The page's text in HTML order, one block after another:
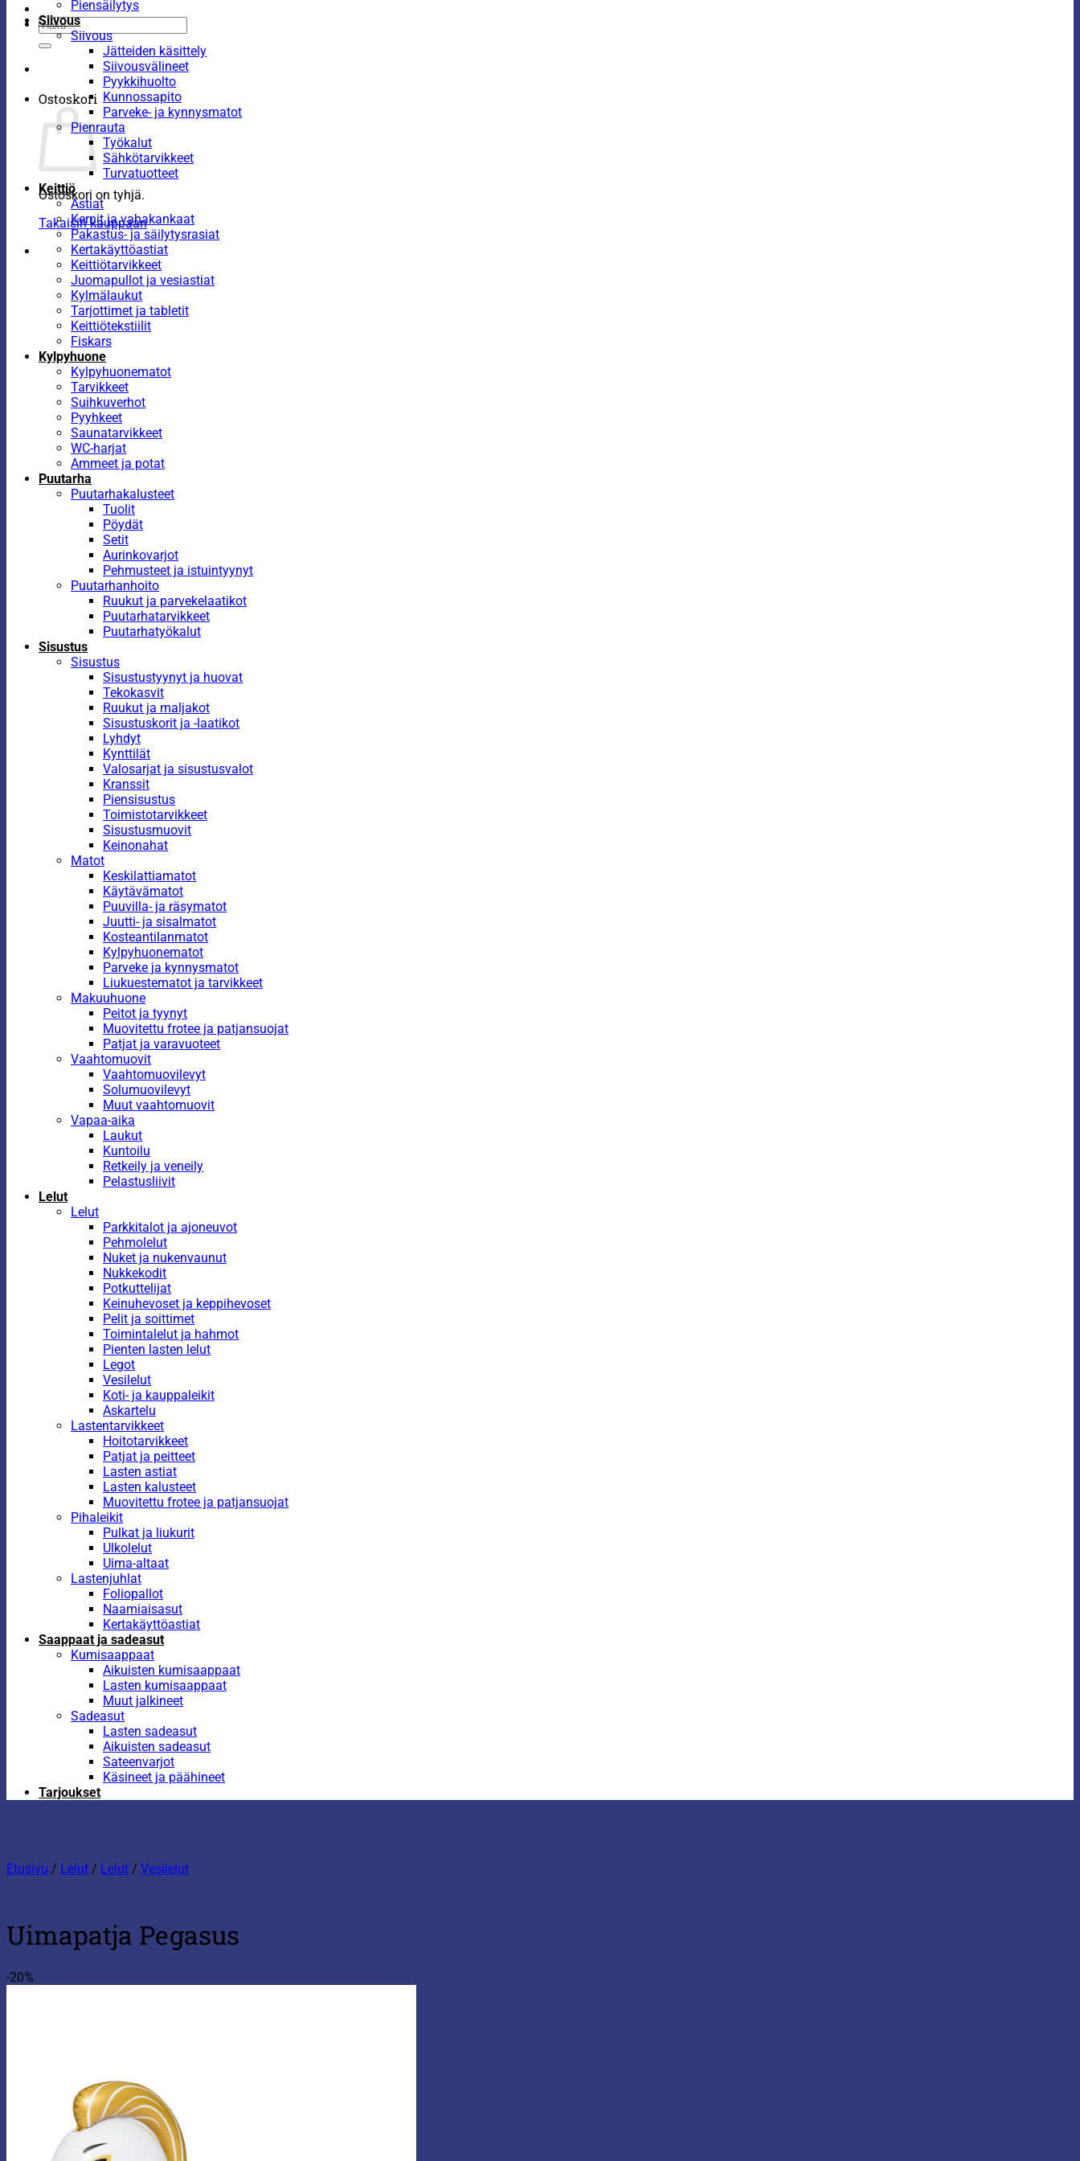
Etsi:
Ostoskori
Ostoskori on tyhjä.
Takaisin kauppaan
Piensäilytys
Siivous
Siivous
Jätteiden käsittely
Siivousvälineet
Pyykkihuolto
Kunnossapito
Parveke- ja kynnysmatot
Pienrauta
Työkalut
Sähkötarvikkeet
Turvatuotteet
Keittiö
Astiat
Kernit ja vahakankaat
Pakastus- ja säilytysrasiat
Kertakäyttöastiat
Keittiötarvikkeet
Juomapullot ja vesiastiat
Kylmälaukut
Tarjottimet ja tabletit
Keittiötekstiilit
Fiskars
Kylpyhuone
Kylpyhuonematot
Tarvikkeet
Suihkuverhot
Pyyhkeet
Saunatarvikkeet
WC-harjat
Ammeet ja potat
Puutarha
Puutarhakalusteet
Tuolit
Pöydät
Setit
Aurinkovarjot
Pehmusteet ja istuintyynyt
Puutarhanhoito
Ruukut ja parvekelaatikot
Puutarhatarvikkeet
Puutarhatyökalut
Sisustus
Sisustus
Sisustustyynyt ja huovat
Tekokasvit
Ruukut ja maljakot
Sisustuskorit ja -laatikot
Lyhdyt
Kynttilät
Valosarjat ja sisustusvalot
Kranssit
Piensisustus
Toimistotarvikkeet
Sisustusmuovit
Keinonahat
Matot
Keskilattiamatot
Käytävämatot
Puuvilla- ja räsymatot
Juutti- ja sisalmatot
Kosteantilanmatot
Kylpyhuonematot
Parveke ja kynnysmatot
Liukuestematot ja tarvikkeet
Makuuhuone
Peitot ja tyynyt
Muovitettu frotee ja patjansuojat
Patjat ja varavuoteet
Vaahtomuovit
Vaahtomuovilevyt
Solumuovilevyt
Muut vaahtomuovit
Vapaa-aika
Laukut
Kuntoilu
Retkeily ja veneily
Pelastusliivit
Lelut
Lelut
Parkkitalot ja ajoneuvot
Pehmolelut
Nuket ja nukenvaunut
Nukkekodit
Potkuttelijat
Keinuhevoset ja keppihevoset
Pelit ja soittimet
Toimintalelut ja hahmot
Pienten lasten lelut
Legot
Vesilelut
Koti- ja kauppaleikit
Askartelu
Lastentarvikkeet
Hoitotarvikkeet
Patjat ja peitteet
Lasten astiat
Lasten kalusteet
Muovitettu frotee ja patjansuojat
Pihaleikit
Pulkat ja liukurit
Ulkolelut
Uima-altaat
Lastenjuhlat
Foliopallot
Naamiaisasut
Kertakäyttöastiat
Saappaat ja sadeasut
Kumisaappaat
Aikuisten kumisaappaat
Lasten kumisaappaat
Muut jalkineet
Sadeasut
Lasten sadeasut
Aikuisten sadeasut
Sateenvarjot
Käsineet ja päähineet
Tarjoukset
Etusivu / Lelut / Lelut / Vesilelut
Uimapatja Pegasus
-20%